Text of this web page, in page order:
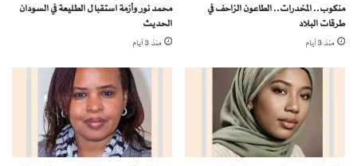
منكوب.. المخدرات.. الطاعون الزاحف في
طرقات البلاد
منذ 3 أيام
محمد نور وأزمة استقبال الطليعة في السودان
الحديث
منذ 3 أيام